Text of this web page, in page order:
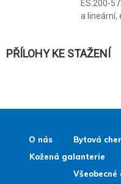
ES:200-
a lineární,
PŘÍLOHY KE STAŽENÍ
O nás Bytová
Kožená galanterie
Všeobecné